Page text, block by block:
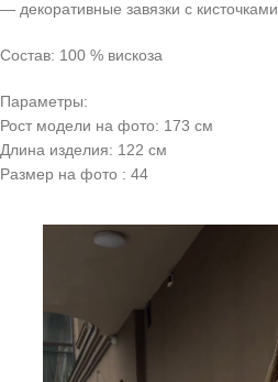
— декоративные завязки с кисточками
Состав: 100 % вискоза
Параметры:
Рост модели на фото: 173 см
Длина изделия: 122 см
Размер на фото : 44